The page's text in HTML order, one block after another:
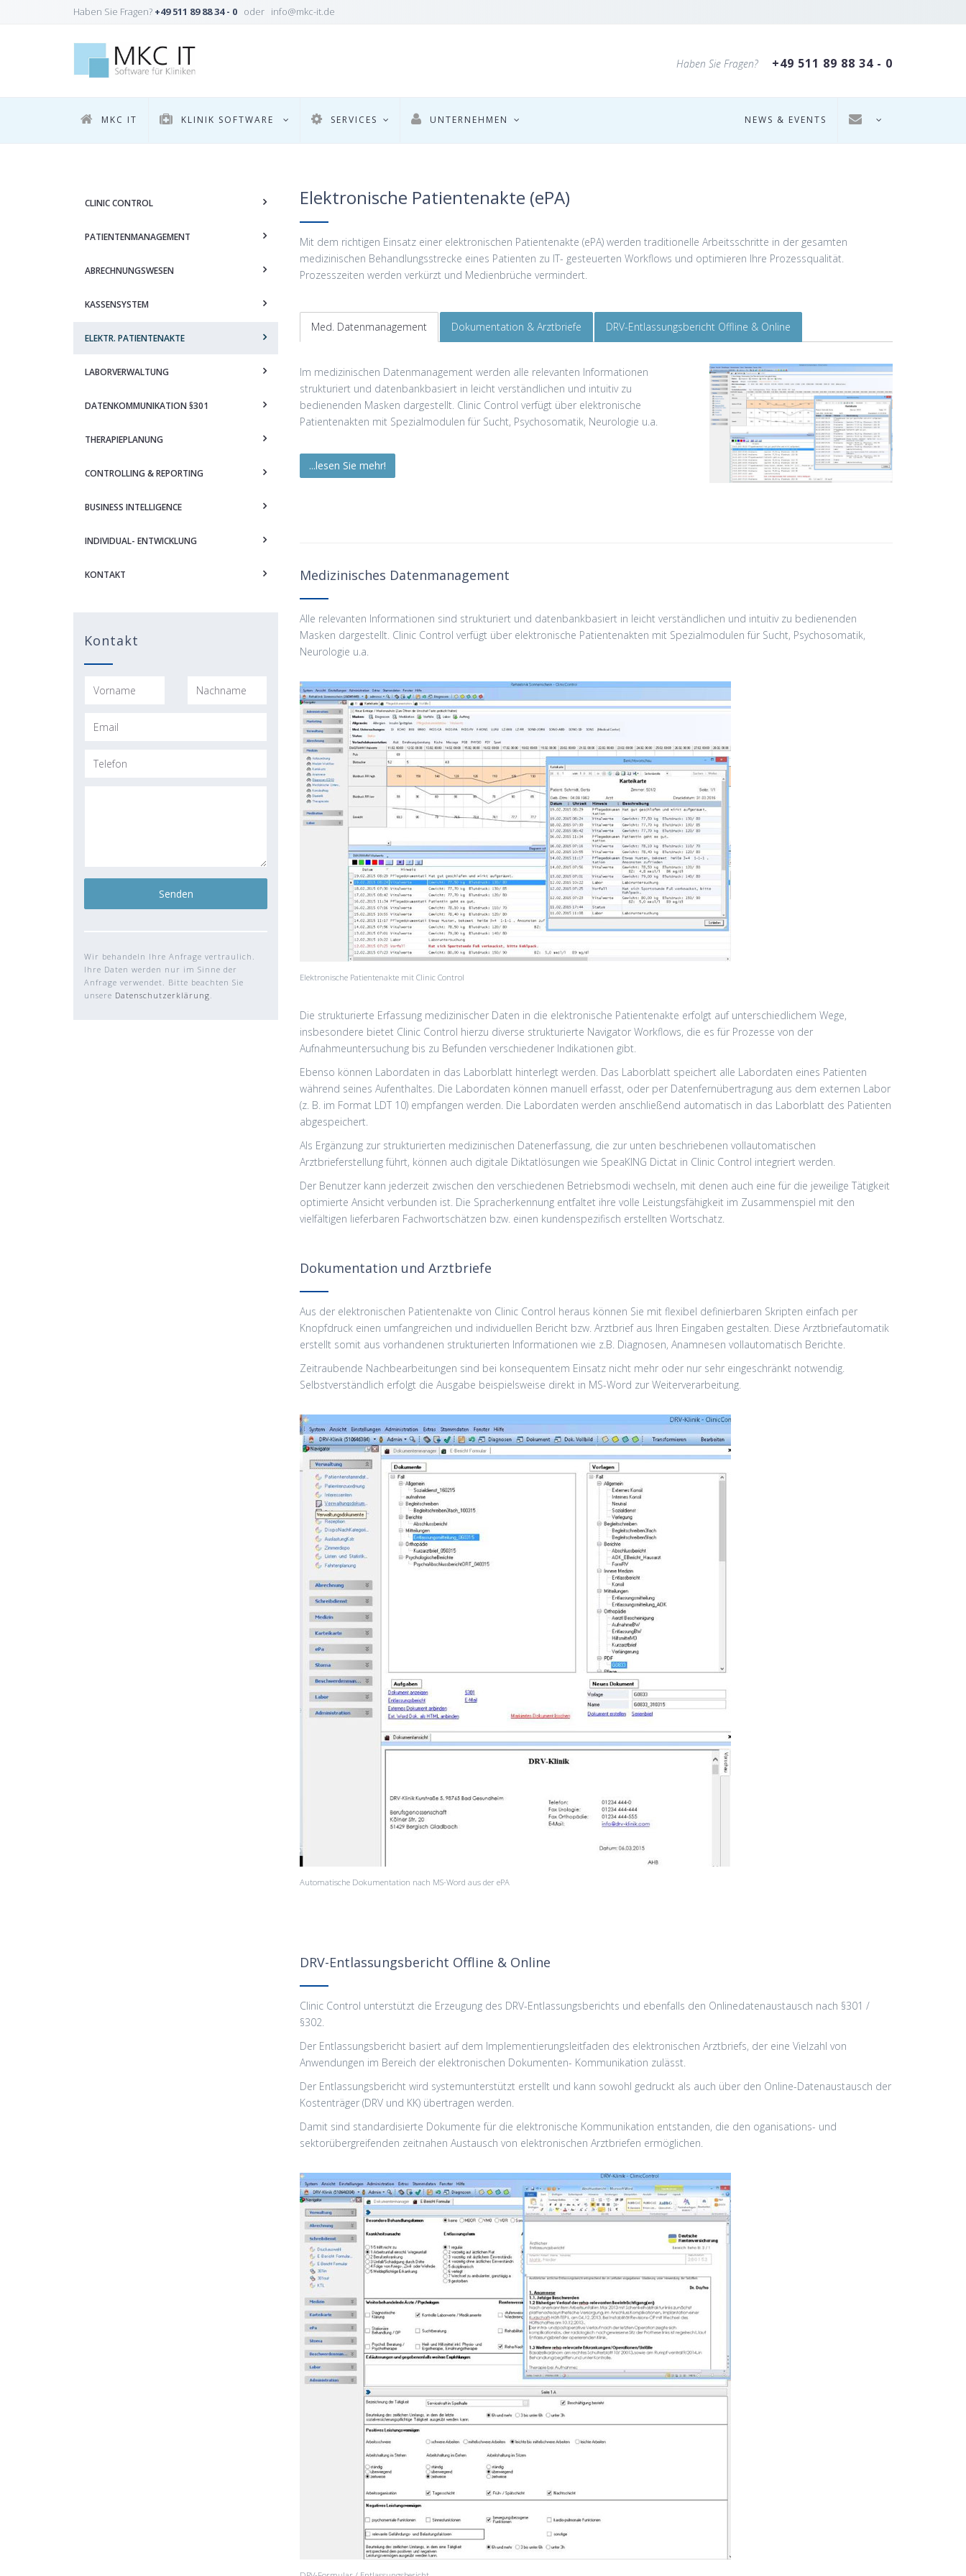
Haben Sie Fragen? +49 511 89 88 34 - 0 oder info@mkc-it.de
Haben Sie Fragen? +49 511 89 88 34 - 0
MKC IT KLINIK SOFTWARE SERVICES UNTERNEHMEN NEWS & EVENTS
CLINIC CONTROL
PATIENTENMANAGEMENT
ABRECHNUNGSWESEN
KASSENSYSTEM
ELEKTR. PATIENTENAKTE
LABORVERWALTUNG
DATENKOMMUNIKATION §301
THERAPIEPLANUNG
CONTROLLING & REPORTING
BUSINESS INTELLIGENCE
INDIVIDUAL- ENTWICKLUNG
KONTAKT
Kontakt
Wir behandeln Ihre Anfrage vertraulich.
Ihre Daten werden nur im Sinne der
Anfrage verwendet. Bitte beachten Sie
unsere Datenschutzerklärung.
Elektronische Patientenakte (ePA)
Mit dem richtigen Einsatz einer elektronischen Patientenakte (ePA) werden traditionelle Arbeitsschritte in der gesamten
medizinischen Behandlungsstrecke eines Patienten zu IT- gesteuerten Workflows und optimieren Ihre Prozessqualität.
Prozesszeiten werden verkürzt und Medienbrüche vermindert.
Med. Datenmanagement Dokumentation & Arztbriefe DRV-Entlassungsbericht Offline & Online
Im medizinischen Datenmanagement werden alle relevanten Informationen
strukturiert und datenbankbasiert in leicht verständlichen und intuitiv zu
bedienenden Masken dargestellt. Clinic Control verfügt über elektronische
Patientenakten mit Spezialmodulen für Sucht, Psychosomatik, Neurologie u.a.
...lesen Sie mehr!
Medizinisches Datenmanagement
Alle relevanten Informationen sind strukturiert und datenbankbasiert in leicht verständlichen und intuitiv zu bedienenden
Masken dargestellt. Clinic Control verfügt über elektronische Patientenakten mit Spezialmodulen für Sucht, Psychosomatik,
Neurologie u.a.
Elektronische Patientenakte mit Clinic Control
Die strukturierte Erfassung medizinischer Daten in die elektronische Patientenakte erfolgt auf unterschiedlichem Wege,
insbesondere bietet Clinic Control hierzu diverse strukturierte Navigator Workflows, die es für Prozesse von der
Aufnahmeuntersuchung bis zu Befunden verschiedener Indikationen gibt.
Ebenso können Labordaten in das Laborblatt hinterlegt werden. Das Laborblatt speichert alle Labordaten eines Patienten
während seines Aufenthaltes. Die Labordaten können manuell erfasst, oder per Datenfernübertragung aus dem externen Labor
(z. B. im Format LDT 10) empfangen werden. Die Labordaten werden anschließend automatisch in das Laborblatt des Patienten
abgespeichert.
Als Ergänzung zur strukturierten medizinischen Datenerfassung, die zur unten beschriebenen vollautomatischen
Arztbrieferstellung führt, können auch digitale Diktatlösungen wie SpeaKING Dictat in Clinic Control integriert werden.
Der Benutzer kann jederzeit zwischen den verschiedenen Betriebsmodi wechseln, mit denen auch eine für die jeweilige Tätigkeit
optimierte Ansicht verbunden ist. Die Spracherkennung entfaltet ihre volle Leistungsfähigkeit im Zusammenspiel mit den
vielfältigen lieferbaren Fachwortschätzen bzw. einen kundenspezifisch erstellten Wortschatz.
Dokumentation und Arztbriefe
Aus der elektronischen Patientenakte von Clinic Control heraus können Sie mit flexibel definierbaren Skripten einfach per
Knopfdruck einen umfangreichen und individuellen Bericht bzw. Arztbrief aus Ihren Eingaben gestalten. Diese Arztbriefautomatik
erstellt somit aus vorhandenen strukturierten Informationen wie z.B. Diagnosen, Anamnesen vollautomatisch Berichte.
Zeitraubende Nachbearbeitungen sind bei konsequentem Einsatz nicht mehr oder nur sehr eingeschränkt notwendig.
Selbstverständlich erfolgt die Ausgabe beispielsweise direkt in MS-Word zur Weiterverarbeitung.
Automatische Dokumentation nach MS-Word aus der ePA
DRV-Entlassungsbericht Offline & Online
Clinic Control unterstützt die Erzeugung des DRV-Entlassungsberichts und ebenfalls den Onlinedatenaustausch nach §301 /
§302.
Der Entlassungsbericht basiert auf dem Implementierungsleitfaden des elektronischen Arztbriefs, der eine Vielzahl von
Anwendungen im Bereich der elektronischen Dokumenten- Kommunikation zulässt.
Der Entlassungsbericht wird systemunterstützt erstellt und kann sowohl gedruckt als auch über den Online-Datenaustausch der
Kostenträger (DRV und KK) übertragen werden.
Damit sind standardisierte Dokumente für die elektronische Kommunikation entstanden, die den oganisations- und
sektorübergreifenden zeitnahen Austausch von elektronischen Arztbriefen ermöglichen.